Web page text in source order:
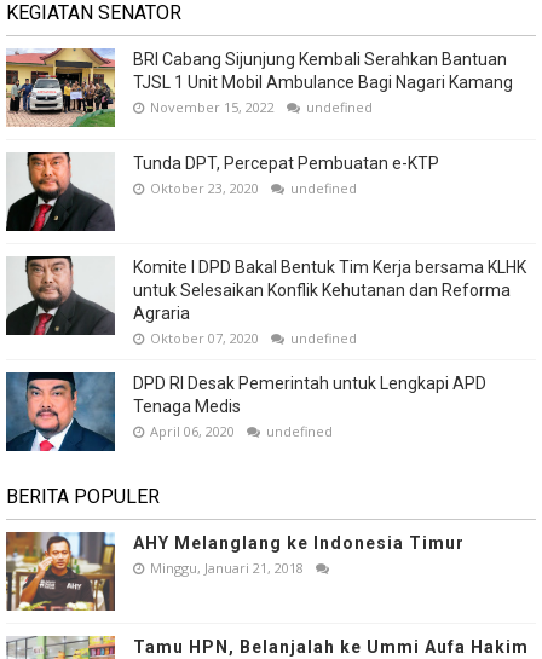
KEGIATAN SENATOR
BRI Cabang Sijunjung Kembali Serahkan Bantuan
TJSL 1 Unit Mobil Ambulance Bagi Nagari Kamang
November 15, 2022 undefined
Tunda DPT, Percepat Pembuatan e-KTP
Oktober 23, 2020 undefined
Komite I DPD Bakal Bentuk Tim Kerja bersama KLHK
untuk Selesaikan Konflik Kehutanan dan Reforma
Agraria
Oktober 07, 2020 undefined
DPD RI Desak Pemerintah untuk Lengkapi APD
Tenaga Medis
April 06, 2020 undefined
BERITA POPULER
AHY Melanglang ke Indonesia Timur
Minggu, Januari 21, 2018
Tamu HPN, Belanjalah ke Ummi Aufa Hakim